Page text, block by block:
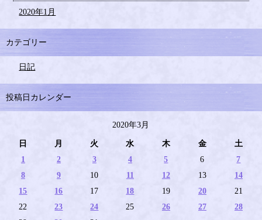
2020年1月
カテゴリー
日記
投稿日カレンダー
2020年3月
日 月 火 水 木 金
土
1
2 3 4 5 6
7
8
9 10 11 12 13
14
15
16 17 18 19 20
21
22
23 24 25 26 27
28